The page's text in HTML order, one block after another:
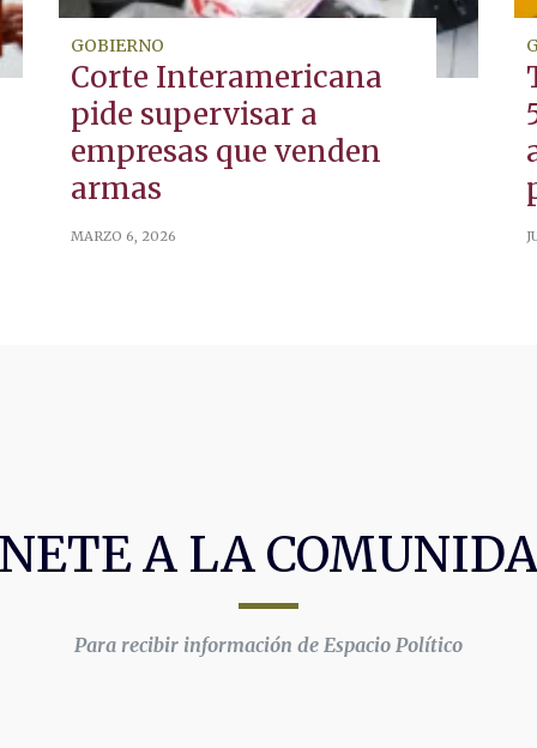
GOBIERNO
Corte Interamericana
pide supervisar a
empresas que venden
armas
MARZO 6, 2026
A LA
Para recibir información de Espacio Político